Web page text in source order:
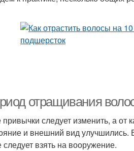
отращивания
следует изменить, а от
и внешний вид улучшились.
взять на вооружение.